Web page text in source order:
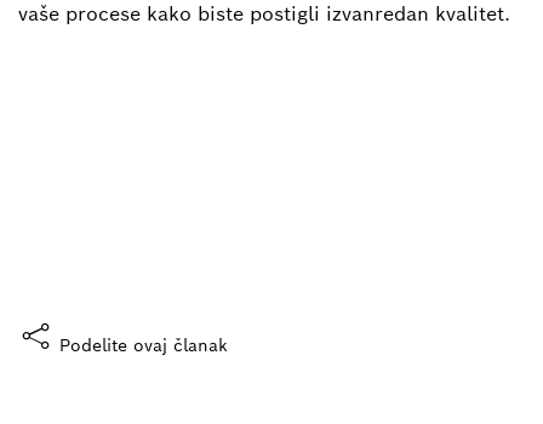
vaše procese kako biste postigli izvanredan kvalitet.
Podelite ovaj članak